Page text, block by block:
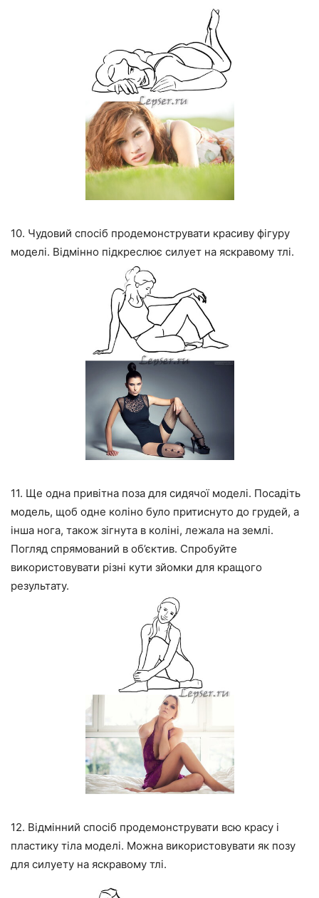
10. Чудовий спосіб продемонструвати красиву фігуру
моделі. Відмінно підкреслює силует на яскравому тлі.
11. Ще одна привітна поза для сидячої моделі. Посадіть
модель, щоб одне коліно було притиснуто до грудей, а
інша нога, також зігнута в коліні, лежала на землі.
Погляд спрямований в об’єктив. Спробуйте
використовувати різні кути зйомки для кращого
результату.
12. Відмінний спосіб продемонструвати всю красу і
пластику тіла моделі. Можна використовувати як позу
для силуету на яскравому тлі.